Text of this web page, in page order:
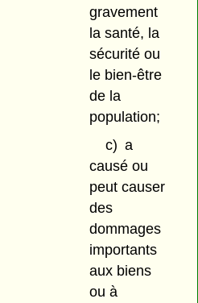
gravement
la santé, la
sécurité ou
le bien-être
de la
population;
c) a
causé ou
peut causer
des
dommages
importants
aux biens
ou à